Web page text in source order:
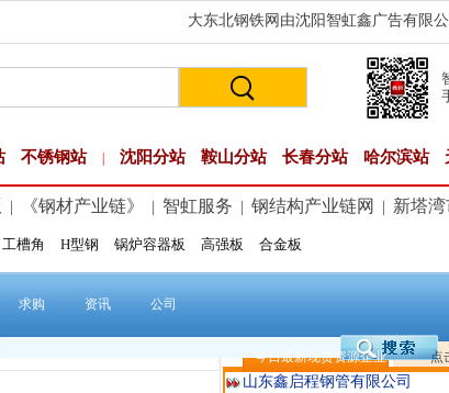
大东北钢铁网由沈阳智虹鑫广告有限
不锈钢站 沈阳分站 鞍山分站 长春分站 哈尔滨站
《钢材产业链》 智虹服务 钢结构产业链网 新塔湾
工槽角 H型钢 锅炉容器板 高强板 合金板
求购 资讯 公司
今日最新现货资源企业 点
玖隆晟钢管制造有限公司
现货供应：无缝管|合金管|圆钢|
现货供应：低合金板|高强度板|Z
2小时前已更新资源254条 联系
山东鑫启程钢管有限公司